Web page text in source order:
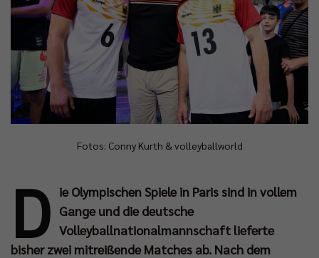
Fotos: Conny Kurth & volleyballworld
D ie Olympischen Spiele in Paris sind in vollem
Gange und die deutsche
Volleyballnationalmannschaft lieferte
bisher zwei mitreißende Matches ab. Nach dem